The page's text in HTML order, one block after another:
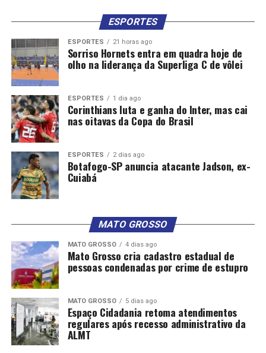
ESPORTES
ESPORTES 21 horas ago
Sorriso Hornets entra em quadra hoje de
olho na liderança da Superliga C de vôlei
ESPORTES 1 dia ago
Corinthians luta e ganha do Inter, mas cai
nas oitavas da Copa do Brasil
ESPORTES 2 dias ago
Botafogo-SP anuncia atacante Jadson, ex-
Cuiabá
MATO GROSSO
MATO GROSSO 4 dias ago
Mato Grosso cria cadastro estadual de
pessoas condenadas por crime de estupro
MATO GROSSO 5 dias ago
Espaço Cidadania retoma atendimentos
regulares após recesso administrativo da
ALMT